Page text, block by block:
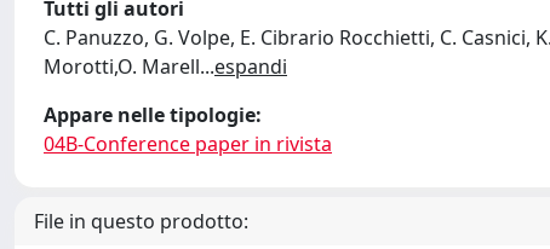
Tutti gli autori
C. Panuzzo, G. Volpe, E. Cibrario Rocchietti, C. Casnici,
Morotti,O. Marell...espandi
Appare nelle tipologie:
04B-Conference paper in rivista
File in questo prodotto: